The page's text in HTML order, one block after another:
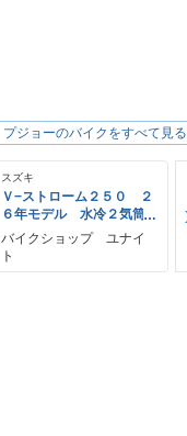
スズキ
Ｖ−ストローム２５０ ２
６年モデル 水冷２気筒
エンジン ＬＥＤヘッド
ライト標準装備
バイクショップ ユナイ
ト
プジョーのバイクをすべて見る